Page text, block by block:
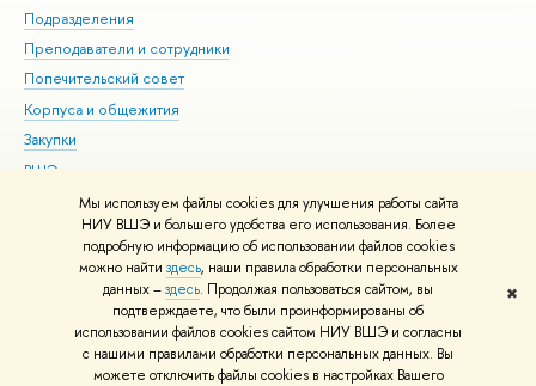
Мы используем файлы cookies для улучшения работы сайта
НИУ ВШЭ и большего удобства его использования. Более
подробную информацию об использовании файлов cookies
можно найти здесь, наши правила обработки персональных
данных –здесь. Продолжая пользоваться сайтом, вы
подтверждаете, что были проинформированы об
использовании файлов cookies сайтом НИУ ВШЭ и согласны
с нашими правилами обработки персональных данных. Вы
можете отключить файлы cookies в настройках Вашего
✖
Подразделения
Преподаватели и сотрудники
Попечительский совет
Корпуса и общежития
Закупки
ВШЭ для студентов с ограниченными возможностями
здоровья и инвалидностью
Версия для слабовидящих
Единая платежная страница
© НИУ ВШЭ 1993–2026 Адреса и контакты Условия использования
материалов Политика конфиденциальности Карта сайта
Шрифты HSE Sans и HSE Slab разработаны вШколе дизайна НИУ ВШЭ